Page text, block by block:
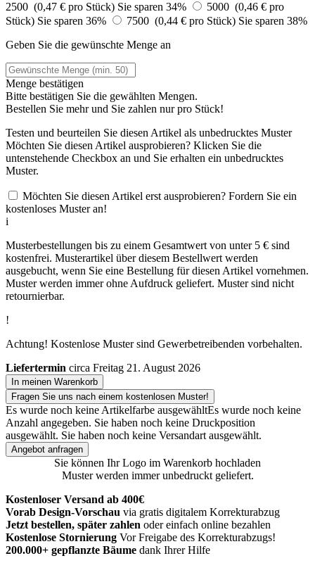
2500 (0,47 € pro Stück) Sie sparen 34%
5000 (0,46 € pro
Stück) Sie sparen 36% 7500 (0,44 € pro Stück) Sie sparen 38%
Geben Sie die gewünschte Menge an
Menge bestätigen
Bitte bestätigen Sie die gewählten Mengen.
Bestellen Sie mehr und Sie zahlen nurpro Stück!
Testen und beurteilen Sie diesen Artikel als unbedrucktes Muster
Möchten Sie diesen Artikel ausprobieren? Klicken Sie die
untenstehende Checkbox an und Sie erhalten ein unbedrucktes
Muster.
Möchten Sie diesen Artikel erst ausprobieren? Fordern Sie ein
kostenloses Muster an!
i
Musterbestellungen bis zu einem Gesamtwert von unter 5 € sind
kostenfrei. Musterartikel über diesem Bestellwert werden
ausgebucht, wenn Sie eine Bestellung für diesen Artikel vornehmen.
Muster werden immer ohne Aufdruck geliefert. Muster sind nicht
retournierbar.
!
Achtung! Kostenlose Muster sind Gewerbetreibenden vorbehalten.
Liefertermin circa Freitag 21. August 2026
In meinen Warenkorb
Fragen Sie uns nach einem kostenlosen Muster!
Es wurde noch keine Artikelfarbe ausgewähltEs wurde noch keine
Anzahl angegeben. Sie haben noch keine Druckposition
ausgewählt. Sie haben noch keine Versandart ausgewählt.
Angebot anfragen
Sie können Ihr Logo im Warenkorb hochladen
Muster werden immer unbedruckt geliefert.
Kostenloser Versand ab 400€
Vorab Design-Vorschau via gratis digitalem Korrekturabzug
Jetzt bestellen, später zahlen oder einfach online bezahlen
Kostenlose Stornierung Vor Freigabe des Korrekturabzugs!
200.000+ gepflanzte Bäume dank Ihrer Hilfe